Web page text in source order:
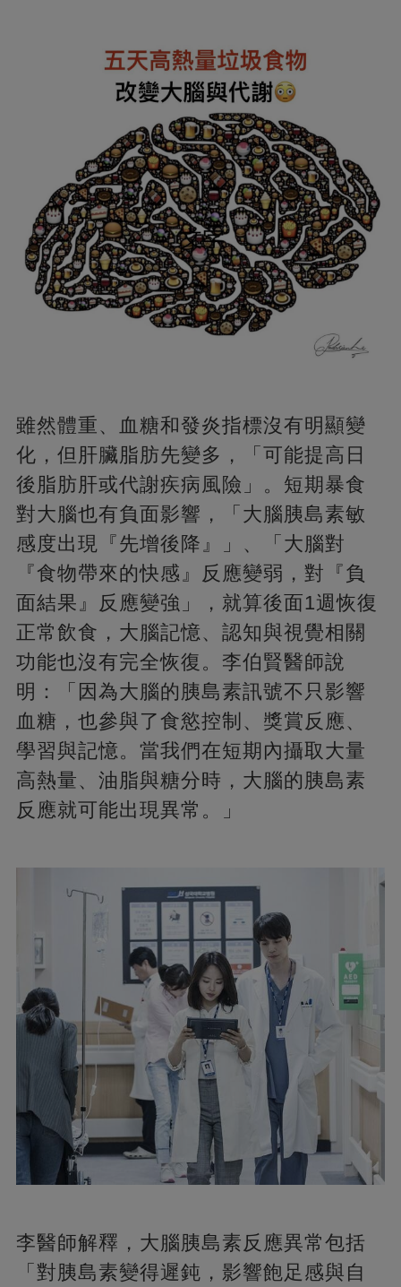
雖然體重、血糖和發炎指標沒有明顯變
化，但肝臟脂肪先變多，「可能提高日
後脂肪肝或代謝疾病風險」。短期暴食
對大腦也有負面影響，「大腦胰島素敏
感度出現『先增後降』」、「大腦對
『食物帶來的快感』反應變弱，對『負
面結果』反應變強」，就算後面1週恢復
正常飲食，大腦記憶、認知與視覺相關
功能也沒有完全恢復。李伯賢醫師說
明：「因為大腦的胰島素訊號不只影響
血糖，也參與了食慾控制、獎賞反應、
學習與記憶。當我們在短期內攝取大量
高熱量、油脂與糖分時，大腦的胰島素
反應就可能出現異常。」
李醫師解釋，大腦胰島素反應異常包括
「對胰島素變得遲鈍，影響飽足感與自